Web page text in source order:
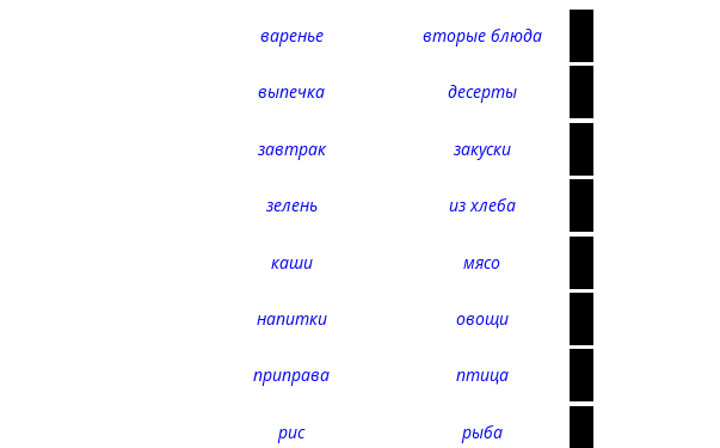
варенье вторые блюда
выпечка десерты
завтрак закуски
зелень из хлеба
каши мясо
напитки овощи
приправа птица
рис рыба